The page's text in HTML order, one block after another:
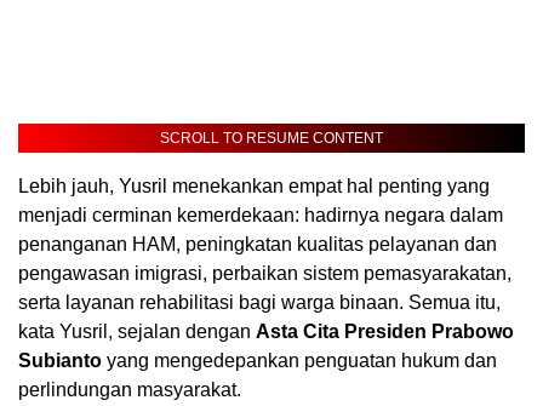
SCROLL TO RESUME CONTENT
Lebih jauh, Yusril menekankan empat hal penting yang
menjadi cerminan kemerdekaan: hadirnya negara dalam
penanganan HAM, peningkatan kualitas pelayanan dan
pengawasan imigrasi, perbaikan sistem pemasyarakatan,
serta layanan rehabilitasi bagi warga binaan. Semua itu,
kata Yusril, sejalan dengan Asta Cita Presiden Prabowo
Subianto yang mengedepankan penguatan hukum dan
perlindungan masyarakat.